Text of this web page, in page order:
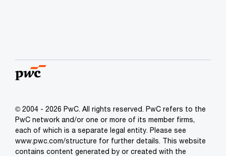
© 2004 - 2026 PwC. All rights reserved. PwC refers to the
PwC network and/or one or more of its member firms,
each of which is a separate legal entity. Please see
www.pwc.com/structure for further details. This website
contains content generated by or created with the